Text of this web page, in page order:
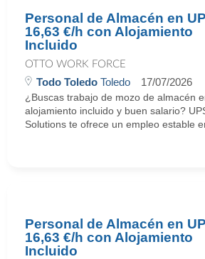
Personal de Almacén en
16,63 €/h con Alojamiento
Incluido
OTTO WORK FORCE
Todo Toledo Toledo 17/07/2026
¿Buscas trabajo de mozo de almacén
alojamiento incluido y buen salario?
Solutions te ofrece un empleo estable
Personal de Almacén en
16,63 €/h con Alojamiento
Incluido